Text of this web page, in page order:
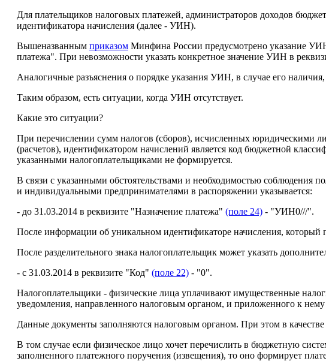
Для плательщиков налоговых платежей, администраторов доходов
идентификатора начисления (далее - УИН).
Вышеназванным приказомМинфина России предусмотрено указание
платежа". При невозможности указать конкретное значение УИН в
Аналогичные разъяснения о порядке указания УИН, в случае его
Таким образом, есть ситуации, когда УИН отсутствует.
Какие это ситуации?
При перечислении сумм налогов (сборов), исчисленных юридическими
(расчетов), идентификатором начислений является код бюджетной
указанными налогоплательщиками не формируется.
В связи с указанными обстоятельствами и необходимостью соблюдения
и индивидуальными предпринимателями в распоряжении указывается:
- до 31.03.2014 в реквизите "Назначение платежа" (поле 24)- "УИН0///".
После информации об уникальном идентификаторе начисления,
После разделительного знака налогоплательщик может указать
- с 31.03.2014 в реквизите "Код" (поле 22)- "0".
Налогоплательщики - физические лица уплачивают имущественные
уведомления, направленного налоговым органом, и приложенного к
Данные документы заполняются налоговым органом. При этом в
В том случае если физическое лицо хочет перечислить в бюджетную
заполненного платежного поручения (извещения), то оно формирует